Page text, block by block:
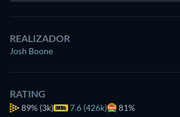
REALIZADOR
Josh Boone
RATING
89% (3k) 7.6 (426k) 81%